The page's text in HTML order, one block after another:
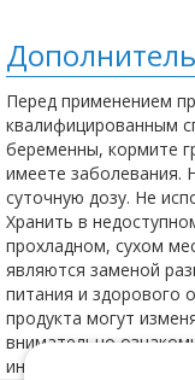
Перед применением
квалифицированным
беременны, кормите
имеете заболевания.
суточную дозу. Не
Хранить в
прохладном, сухом
являются заменой
питания и здорового
продукта могут
внимательно
инструкцией.